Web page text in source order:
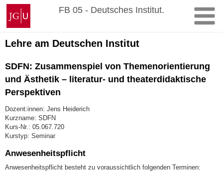
Zum
Inhalt
springen
Johannes
Gutenberg-
Universität
Mainz
FB 05 - Deutsches Institut.
Lehre am Deutschen Institut
SDFN: Zusammenspiel von Themenorientierung
und Ästhetik – literatur- und theaterdidaktische
Perspektiven
Dozent:innen: Jens Heiderich
Kurzname: SDFN
Kurs-Nr.: 05.067.720
Kurstyp: Seminar
Anwesenheitspflicht
Anwesenheitspflicht besteht zu voraussichtlich folgenden Terminen: